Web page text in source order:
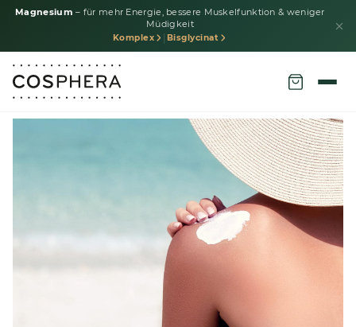
Magnesium – für mehr Energie, bessere Muskelfunktion & weniger
Müdigkeit
Komplex Bisglycinat